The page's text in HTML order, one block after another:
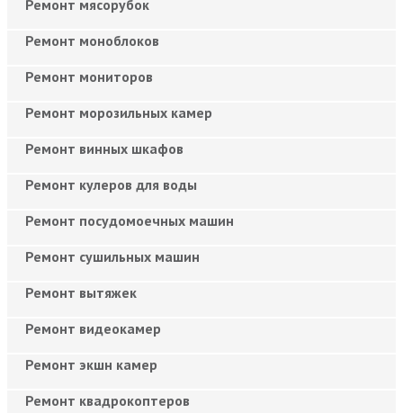
Ремонт мясорубок
Ремонт моноблоков
Ремонт мониторов
Ремонт морозильных камер
Ремонт винных шкафов
Ремонт кулеров для воды
Ремонт посудомоечных машин
Ремонт сушильных машин
Ремонт вытяжек
Ремонт видеокамер
Ремонт экшн камер
Ремонт квадрокоптеров